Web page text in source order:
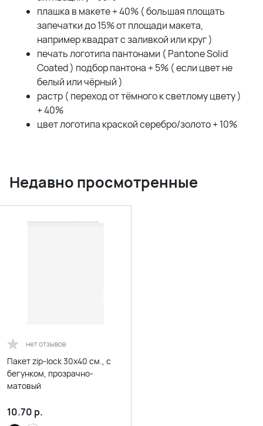
плашка в макете + 40% ( большая площать
запечатки до 15% от площади макета,
например квадрат с заливкой или круг )
печать логотипа пантонами ( Pantone Solid
Coated ) подбор пантона + 5% ( если цвет не
белый или чёрный )
растр ( переход от тёмного к светлому цвету )
+ 40%
цвет логотипа краской серебро/золото + 10%
Недавно просмотренные
нет отзывов
Пакет zip-lock 30х40 см., с
бегунком, прозрачно-
матовый
10.70 р.